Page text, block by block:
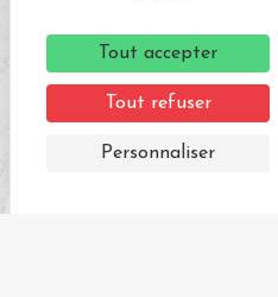
Tout accepter
Tout refuser
Personnaliser